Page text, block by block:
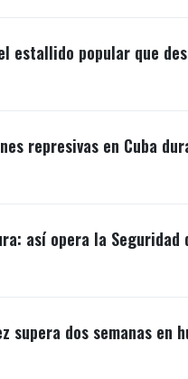
estallido popular que
represivas en Cuba
así opera la
supera dos semanas en